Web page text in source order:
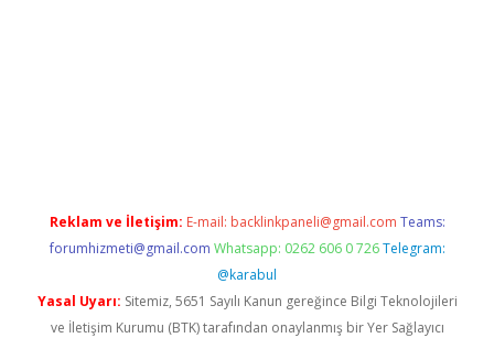
Reklam ve İletişim: E-mail: backlinkpaneli@gmail.com Teams:
forumhizmeti@gmail.com Whatsapp: 0262 606 0 726 Telegram:
@karabul
Yasal Uyarı: Sitemiz, 5651 Sayılı Kanun gereğince Bilgi Teknolojileri
ve İletişim Kurumu (BTK) tarafından onaylanmış bir Yer Sağlayıcı